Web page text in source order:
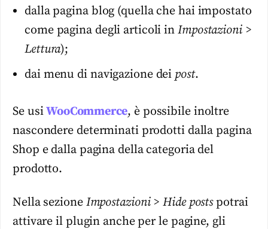
dalla pagina blog (quella che hai impostato
come pagina degli articoli in Impostazioni >
Lettura);
dai menu di navigazione dei post.
Se usiWooCommerce, è possibile inoltre
nascondere determinati prodotti dalla pagina
Shop e dalla pagina della categoria del
prodotto.
Nella sezione Impostazioni > Hide postspotrai
attivare il plugin anche per le pagine, gli